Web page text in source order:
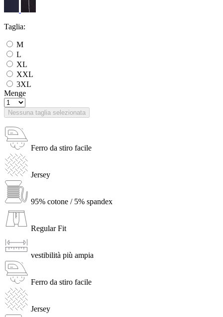
Taglia:
M
L
XL
XXL
3XL
Menge
Nessuna taglia selezionata
Ferro da stiro facile
Jersey
95% cotone / 5% spandex
Regular Fit
vestibilità più ampia
Ferro da stiro facile
Jersey